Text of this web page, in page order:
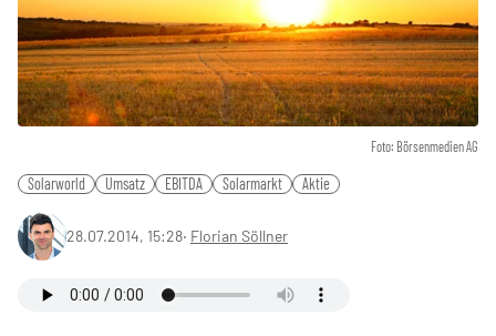
Foto: Börsenmedien AG
Solarworld Umsatz EBITDA Solarmarkt Aktie
28.07.2014, 15:28‧ Florian Söllner